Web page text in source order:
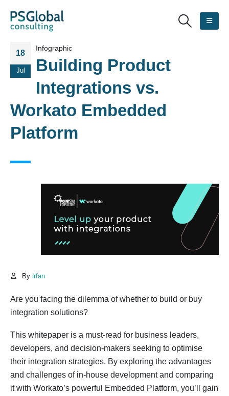
18
Jul
Infographic
Building Product
Integrations vs.
Workato Embedded
Platform
By irfan
Are you facing the dilemma of whether to build or buy
integration solutions?
This whitepaper is a must-read for business leaders,
developers, and decision-makers seeking to optimise
their integration strategies. By exploring the advantages
and challenges of in-house development and comparing
it with Workato’s powerful Embedded Platform, you’ll gain